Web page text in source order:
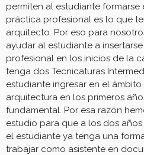
permiten al estudiante
práctica profesional es lo que
arquitecto. Por eso para
ayudar al estudiante a
profesional en los inicios de la
tenga dos Tecnicaturas
estudiante ingresar en el
arquitectura en los primeros
fundamental. Por esa razón
estudio para que a los dos
el estudiante ya tenga una
trabajar como asistente en